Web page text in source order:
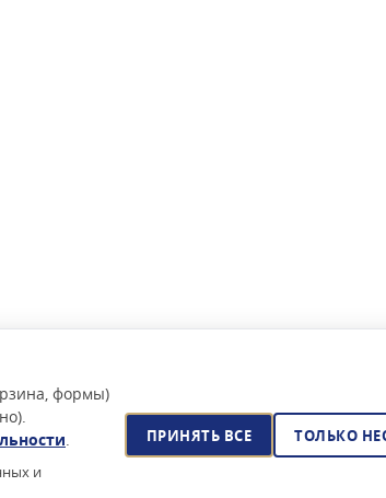
формы)
.
и
ПРИНЯТЬ ВСЕ ТОЛЬКО